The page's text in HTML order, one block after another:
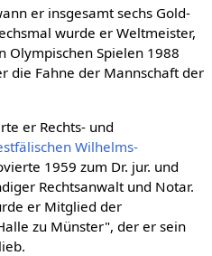
er insgesamt sechs Gold-
wurde er Weltmeister,
Olympischen Spielen 1988
die Fahne der Mannschaft der
er Rechts- und
Wilhelms-
1959 zum Dr. jur. und
Rechtsanwalt und Notar.
er Mitglied der
zu Münster", der er sein